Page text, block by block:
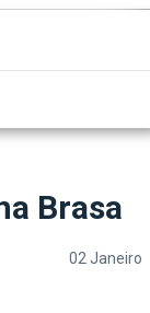
Brasa
02 Janeiro